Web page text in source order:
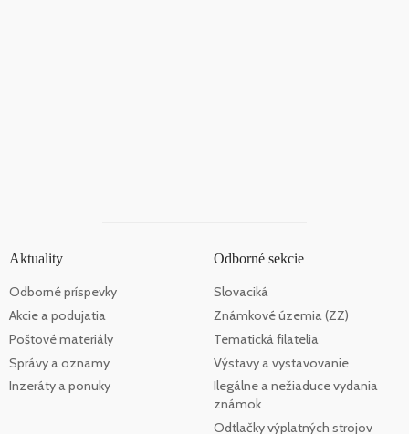
Aktuality
Odborné príspevky
Akcie a podujatia
Poštové materiály
Správy a oznamy
Inzeráty a ponuky
Odborné sekcie
Slovaciká
Známkové územia (ZZ)
Tematická filatelia
Výstavy a vystavovanie
Ilegálne a nežiaduce vydania
známok
Odtlačky výplatných strojov